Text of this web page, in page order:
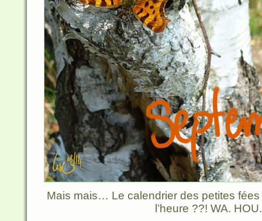
Mais mais… Le calendrier des petites
l’heure ??! WA. HOU.